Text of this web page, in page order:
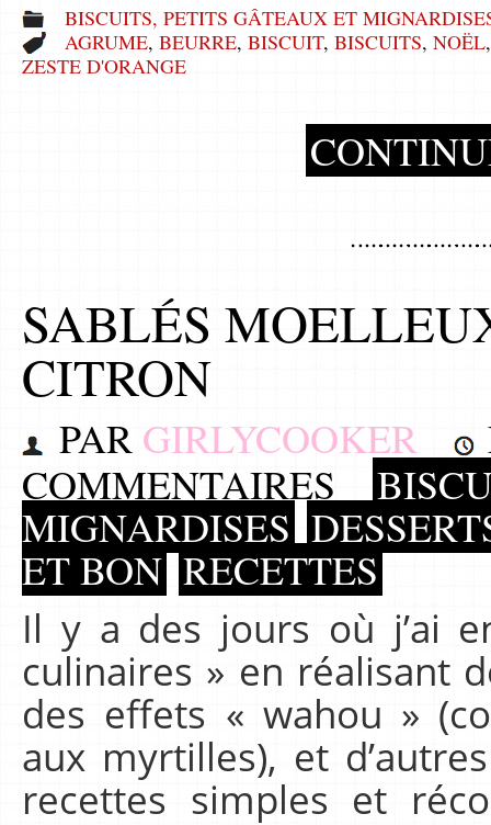
BISCUITS, PETITS GÂTEAUX ET
AGRUME, BEURRE, BISCUIT, BISCUITS, NOËL
ZESTE D'ORANGE
SABLÉS
CITRON
PAR GIRLYCOOKER
COMMENTAIRES
MIGNARDISES
ET BON RECETTES
Il y a des jours où j’ai
culinaires » en réalisant
des effets « wahou »
aux myrtilles), et
recettes simples et